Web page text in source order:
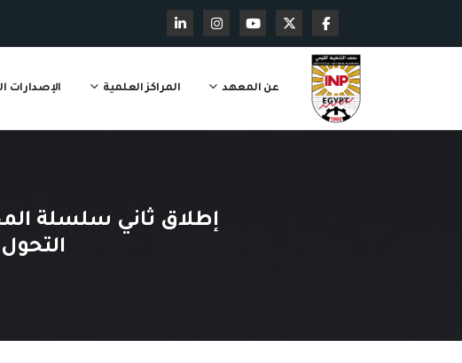
عن المعهد المراكز العلمية الإصدارات
إطلاق ثاني سلسلة